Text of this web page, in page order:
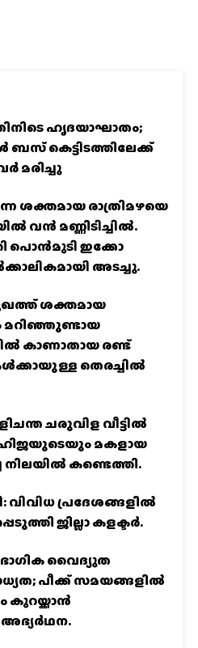
ഹൃദയാഘാതം;
ബസ് കെട്ടിടത്തിലേക്ക്
മരിച്ചു
ശക്തമായ രാത്രിമഴയെ
വൻ മണ്ണിടിച്ചില്‍.
പൊൻമുടി ഇക്കോ
അടച്ചു.
ശക്തമായ
മറിഞ്ഞുണ്ടായ
കാണാതായ രണ്ട്
തെരച്ചിൽ
ചരുവിള വീട്ടിൽ
മകളായ
നിലയിൽ കണ്ടെത്തി.
പ്രദേശങ്ങളില്‍
ജില്ലാ കളക്ടര്‍.
വൈദ്യുത
പീക്ക് സമയങ്ങളില്‍